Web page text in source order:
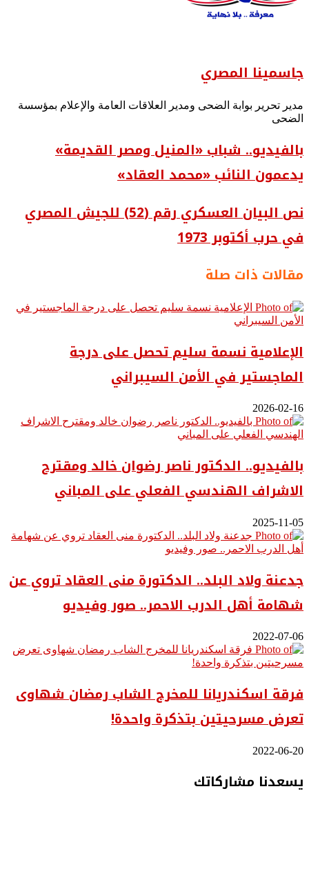
جاسمينا المصري
مدير تحرير بوابة الضحى ومدير العلاقات العامة والإعلام بمؤسسة
الضحى
بالفيديو.. شباب «المنيل ومصر القديمة»
يدعمون النائب «محمد العقاد»
نص البيان العسكري رقم (52) للجيش المصري
في حرب أكتوبر 1973
مقالات ذات صلة
الإعلامية نسمة سليم تحصل على درجة
الماجستير في الأمن السيبراني
2026-02-16
بالفيديو.. ‎الدكتور ناصر رضوان خالد ومقترح
الاشراف الهندسي الفعلي على المباني
2025-11-05
جدعنة ولاد البلد.. الدكتورة منى العقاد تروي عن
شهامة أهل الدرب الاحمر.. صور وفيديو
2022-07-06
فرقة اسكندريانا للمخرج الشاب رمضان شهاوى
تعرض مسرحيتين بتذكرة واحدة!
2022-06-20
يسعدنا مشاركاتك